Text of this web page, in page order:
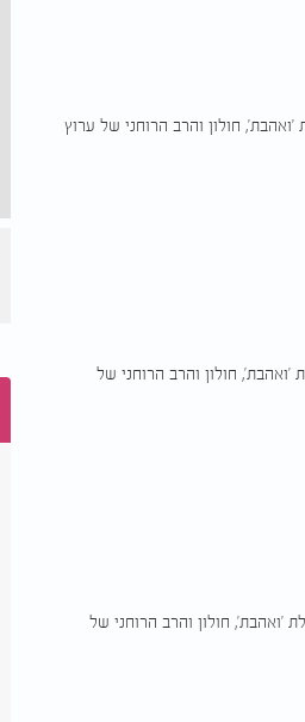
חולון והרב הרוחני של ערוץ
חולון והרב הרוחני של
'ואהבת', חולון והרב הרוחני של